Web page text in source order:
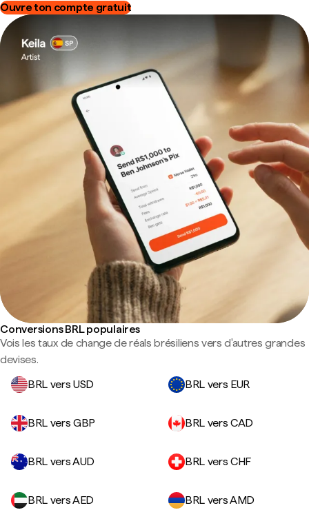
Ouvre ton compte gratuit
Conversions BRL populaires
Vois les taux de change de réals brésiliens vers d'autres grandes
devises.
BRL vers USD
BRL vers EUR
BRL vers GBP BRL vers CAD
BRL vers AUD BRL vers CHF
BRL vers AED
BRL vers AMD